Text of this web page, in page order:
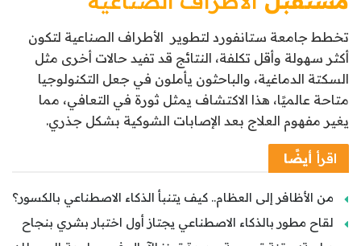
تخطط جامعة ستانفورد لتطوير الأطراف الصناعية لتكون
أكثر سهولة وأقل تكلفة، النتائج قد تفيد حالات أخرى مثل
السكتة الدماغية، والباحثون يأملون في جعل التكنولوجيا
متاحة عالميًا، هذا الاكتشاف يمثل ثورة في التعافي، مما
يغير مفهوم العلاج بعد الإصابات الشوكية بشكل جذري.
اقرأ أيضًا
من الأظافر إلى العظام.. كيف يتنبأ الذكاء الاصطناعي بالكسور؟
لقاح مطور بالذكاء الاصطناعي يجتاز أول اختبار بشري بنجاح